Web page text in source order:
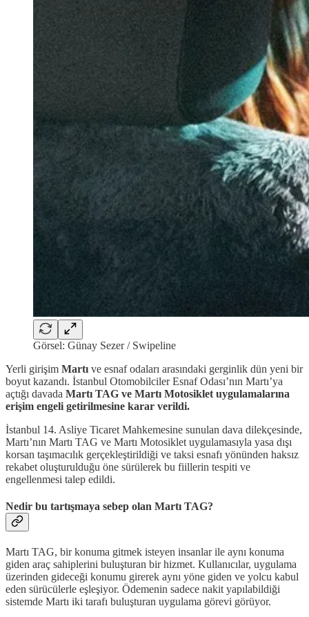
Görsel: Günay Sezer / Swipeline
Yerli girişim Martı ve esnaf odaları arasındaki gerginlik dün yeni bir
boyut kazandı. İstanbul Otomobilciler Esnaf Odası’nın Martı’ya
açtığı davada Martı TAG ve Martı Motosiklet uygulamalarına
erişim engeli getirilmesine karar verildi.
İstanbul 14. Asliye Ticaret Mahkemesine sunulan dava dilekçesinde,
Martı’nın Martı TAG ve Martı Motosiklet uygulamasıyla yasa dışı
korsan taşımacılık gerçekleştirildiği ve taksi esnafı yönünden haksız
rekabet oluşturulduğu öne sürülerek bu fiillerin tespiti ve
engellenmesi talep edildi.
Nedir bu tartışmaya sebep olan Martı TAG?
Martı TAG, bir konuma gitmek isteyen insanlar ile aynı konuma
giden araç sahiplerini buluşturan bir hizmet. Kullanıcılar, uygulama
üzerinden gideceği konumu girerek aynı yöne giden ve yolcu kabul
eden sürücülerle eşleşiyor. Ödemenin sadece nakit yapılabildiği
sistemde Martı iki tarafı buluşturan uygulama görevi görüyor.